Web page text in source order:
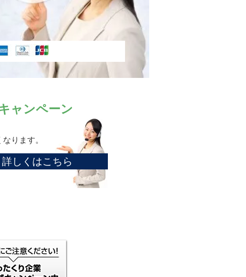
ャンペーン
ります。
詳しくはこちら